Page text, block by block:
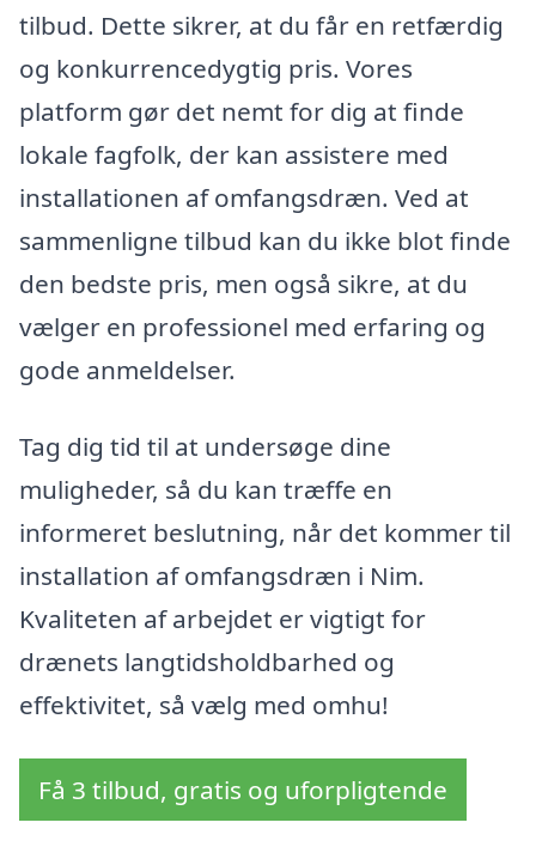
tilbud. Dette sikrer, at du får en retfærdig
og konkurrencedygtig pris. Vores
platform gør det nemt for dig at finde
lokale fagfolk, der kan assistere med
installationen af omfangsdræn. Ved at
sammenligne tilbud kan du ikke blot finde
den bedste pris, men også sikre, at du
vælger en professionel med erfaring og
gode anmeldelser.
Tag dig tid til at undersøge dine
muligheder, så du kan træffe en
informeret beslutning, når det kommer til
installation af omfangsdræn i Nim.
Kvaliteten af arbejdet er vigtigt for
drænets langtidsholdbarhed og
effektivitet, så vælg med omhu!
Få 3 tilbud, gratis og uforpligtende